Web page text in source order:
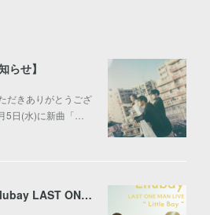
らせ】
だきありがとうござ
5日(水)に新曲「…
【LIVE】2024/6/15「Lilubay LAST ONE MAN LIVE “Little Bay”」」